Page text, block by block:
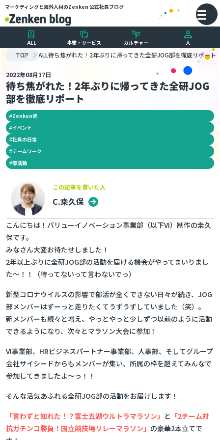
メインコンテンツにスキップ
マーケティングと海外人材のZenken 公式社員ブログ
ALL 事業・サービス カルチャー 人
TOP ALL待ち焦がれた！2年ぶりに帰ってきた全研JOG部を徹底リポート
待ち焦がれた！2年ぶりに帰ってきた全研JOG
部を徹底リポート
2022年08月17日
#Zenken流
#イベント
#社員の日常
#チームワーク
#部活動
この記事を書いた人
C.桒久保
こんにちは！バリューイノベーション事業部（以下VI）制作の桒久
保です。
みなさん大変お待たせしました！
2年以上ぶりに全研JOG部の活動を届ける機会がやってまいりまし
た～！！（待ってないって言わないでっ）
新型コロナウイルスの影響で部活が全くできない日々が続き、JOG
部メンバーはずーっと走りたくてうずうずしていました（笑）。
新メンバーも続々と増え、やっとやっと少しずつ以前のように活動
できるようになり、次々とマラソン大会に参加！
VI事業部、HRビジネスパートナー事業部、人事部、そしてグループ
会社サイシードからもメンバーが集い、所属の枠を超えてみんなで
参加してきましたよ～っ！！
そんな活気あふれる全研JOG部の活動をお届けします！
「言わずと知れた！？富士五湖ウルトラマラソン」 と 「2チーム対
抗ガチンコ勝負！国立競技場リレーマラソン」 の豪華2本立てで